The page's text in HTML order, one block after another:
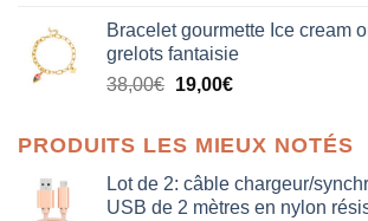
initial
était :
38,00€.
actuel
est :
19,00€.
Bracelet gourmette Ice cream
grelots fantaisie
38,00€ Le
était :
38,00€.
19,00€Le
est :
19,00€.
PRODUITS LES MIEUX NOTÉS
Lot de 2: câble chargeur/
USB de 2 mètres en nylon